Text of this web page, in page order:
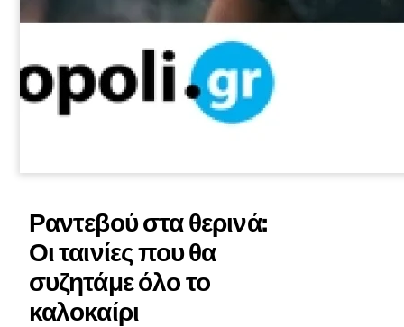
Ραντεβού στα θερινά:
Οι ταινίες που θα
συζητάμε όλο το
καλοκαίρι